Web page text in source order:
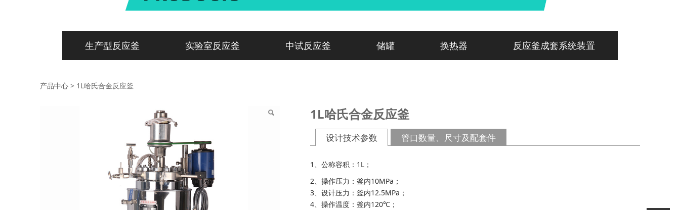
生产型反应釜 实验室反应釜 中试反应釜 储罐 换热器 反应釜成套系统装置
产品中心 > 1L哈氏合金反应釜
1L哈氏合金反应釜
设计技术参数 管口数量、尺寸及配套件
1、公称容积：1L；
2、操作压力：釜内10MPa；
3、设计压力：釜内12.5MPa；
4、操作温度：釜内120℃；